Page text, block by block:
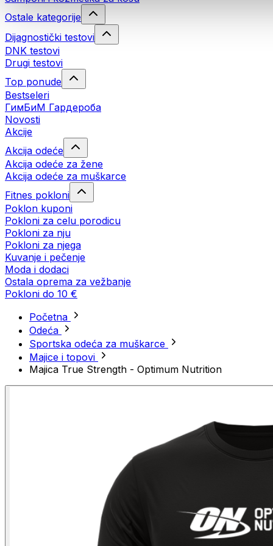
Ostale kategorije
Dijagnostički testovi
DNK testovi
Drugi testovi
Top ponude
Bestseleri
ГимБиМ Гардeробa
Novosti
Akcije
Akcija odeće
Akcija odeće za žene
Akcija odeće za muškarce
Fitnes pokloni
Poklon kuponi
Pokloni za celu porodicu
Pokloni za nju
Pokloni za njega
Kuvanje i pečenje
Moda i dodaci
Ostala oprema za vežbanje
Pokloni do 10 €
Početna
Odeća
Sportska odeća za muškarce
Majice i topovi
Majica True Strength - Optimum Nutrition